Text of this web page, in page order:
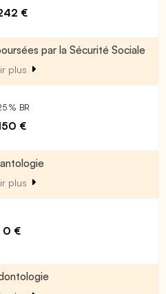
€
par la Sécurité Sociale
plus
% BR
€
plus
0 €